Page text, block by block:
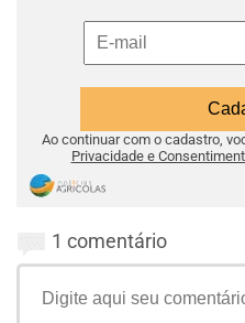
Ao continuar com o cadastro,
Privacidade e
1 comentário